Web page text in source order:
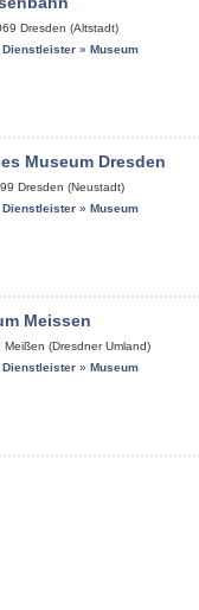
Dresden (Altstadt)
Dienstleister » Museum
Museum Dresden
Dresden (Neustadt)
Dienstleister » Museum
Meissen
Meißen (Dresdner Umland)
Dienstleister » Museum